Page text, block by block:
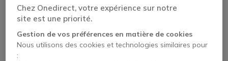
62,95 € -21%
Chez Onedirect, votre expérience sur notre
site est une priorité.
Gestion de vos préférences en matière de cookies
Nous utilisons des cookies et technologies similaires pour
: